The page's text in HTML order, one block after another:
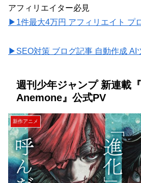
アフィリエイター必見
▶1件最大4万円 アフィリエイト プ
▶SEO対策 ブログ記事 自動作成 AI
週刊少年ジャンプ 新連載
Anemone』公式PV
新作アニメ